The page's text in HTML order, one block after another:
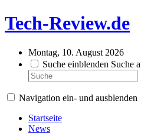
Tech-Review.de
Montag, 10. August 2026
Suche einblenden Suche
Navigation ein- und ausblenden
Startseite
News